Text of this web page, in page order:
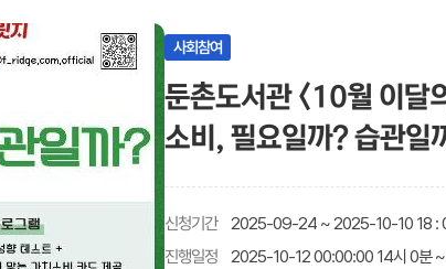
사회참여
둔촌도서관 <10월 이달
소비, 필요일까? 습관일
신청기간 2025-09-24 ~ 2025-10-10 18 :
진행일정 2025-10-12 00:00:00 14시 0분